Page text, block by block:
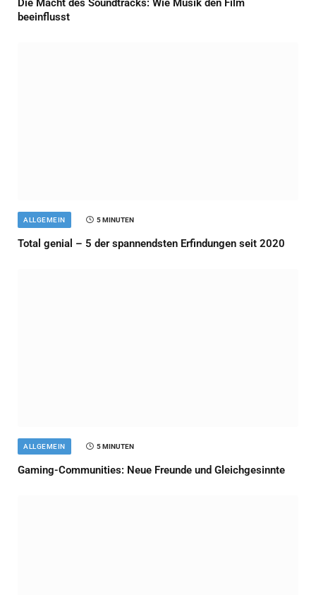
Die Macht des Soundtracks: Wie Musik den Film
beeinflusst
ALLGEMEIN 5 MINUTEN
Total genial – 5 der spannendsten Erfindungen seit 2020
ALLGEMEIN 5 MINUTEN
Gaming-Communities: Neue Freunde und Gleichgesinnte